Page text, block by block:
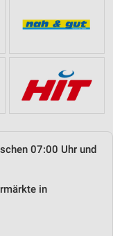
07:00 Uhr und
in